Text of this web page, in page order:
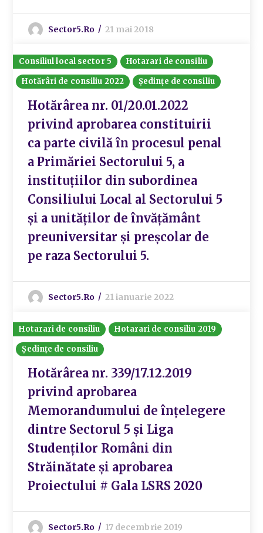
Sector5.ro 21 mai 2018
Consiliul local sector 5
Hotarari de consiliu
Hotărâri de consiliu 2022
Ședințe de consiliu
Hotărârea nr. 01/20.01.2022
privind aprobarea constituirii
ca parte civilă în procesul penal
a Primăriei Sectorului 5, a
instituțiilor din subordinea
Consiliului Local al Sectorului 5
și a unităților de învățământ
preuniversitar și preșcolar de
pe raza Sectorului 5.
Sector5.ro 21 ianuarie 2022
Hotarari de consiliu
Hotarari de consiliu 2019
Ședințe de consiliu
Hotărârea nr. 339/17.12.2019
privind aprobarea
Memorandumului de înțelegere
dintre Sectorul 5 și Liga
Studenților Români din
Străinătate și aprobarea
Proiectului # Gala LSRS 2020
Sector5.ro 17 decembrie 2019